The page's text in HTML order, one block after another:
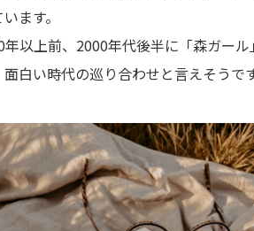
ます。
以上前、2000年代後半に「森ガー
白い時代の巡り合わせと言えそうです